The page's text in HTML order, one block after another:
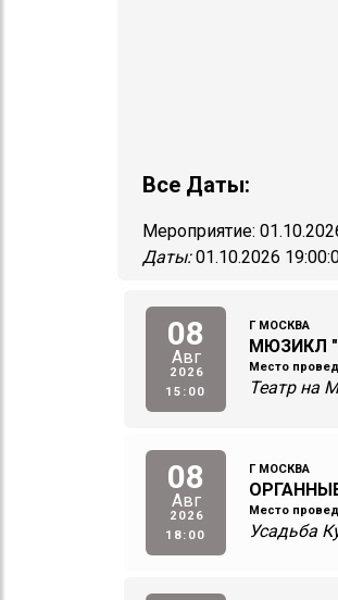
Все Даты:
Мероприятие:
Даты:01.10.2026
08
Авг
2026
15:00
Г МОСКВА
МЮЗИКЛ
Место
Театр на
08
Авг
2026
18:00
Г МОСКВА
Место
Усадьба